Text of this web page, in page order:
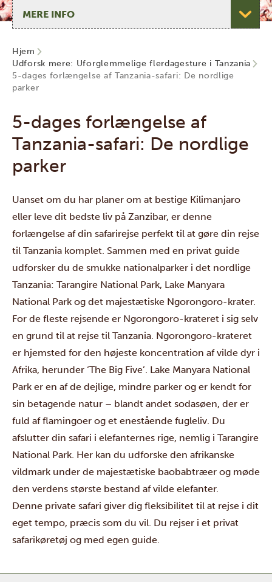
Vælg side
Hjem
Udforsk mere: Uforglemmelige flerdagesture i Tanzania
5-dages forlængelse af Tanzania-safari: De nordlige
parker
5-dages forlængelse af
Tanzania-safari: De nordlige
parker
Uanset om du har planer om at bestige Kilimanjaro
eller leve dit bedste liv på Zanzibar, er denne
forlængelse af din safarirejse perfekt til at gøre din rejse
til Tanzania komplet. Sammen med en privat guide
udforsker du de smukke nationalparker i det nordlige
Tanzania: Tarangire National Park, Lake Manyara
National Park og det majestætiske Ngorongoro-krater.
For de fleste rejsende er Ngorongoro-krateret i sig selv
en grund til at rejse til Tanzania. Ngorongoro-krateret
er hjemsted for den højeste koncentration af vilde dyr i
Afrika, herunder ‘The Big Five’. Lake Manyara National
Park er en af de dejlige, mindre parker og er kendt for
sin betagende natur – blandt andet sodasøen, der er
fuld af flamingoer og et enestående fugleliv. Du
afslutter din safari i elefanternes rige, nemlig i Tarangire
National Park. Her kan du udforske den afrikanske
vildmark under de majestætiske baobabtræer og møde
den verdens største bestand af vilde elefanter.
Denne private safari giver dig fleksibilitet til at rejse i dit
eget tempo, præcis som du vil. Du rejser i et privat
safarikøretøj og med egen guide.